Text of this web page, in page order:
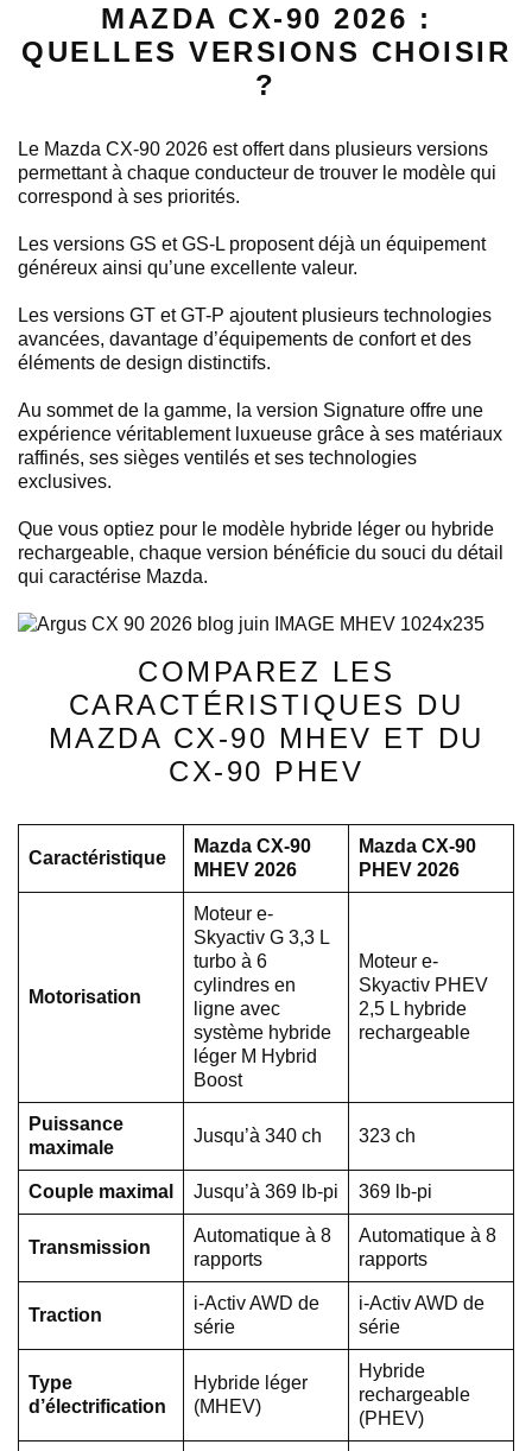
MAZDA CX-90 2026 :
QUELLES VERSIONS CHOISIR
?
Le Mazda CX-90 2026 est offert dans plusieurs versions
permettant à chaque conducteur de trouver le modèle qui
correspond à ses priorités.
Les versions GS et GS-L proposent déjà un équipement
généreux ainsi qu’une excellente valeur.
Les versions GT et GT-P ajoutent plusieurs technologies
avancées, davantage d’équipements de confort et des
éléments de design distinctifs.
Au sommet de la gamme, la version Signature offre une
expérience véritablement luxueuse grâce à ses matériaux
raffinés, ses sièges ventilés et ses technologies
exclusives.
Que vous optiez pour le modèle hybride léger ou hybride
rechargeable, chaque version bénéficie du souci du détail
qui caractérise Mazda.
COMPAREZ LES
CARACTÉRISTIQUES DU
MAZDA CX-90 MHEV ET DU
CX-90 PHEV
Caractéristique
Mazda CX-90
MHEV 2026
Mazda CX-90
PHEV 2026
Motorisation
Moteur e-
Skyactiv G 3,3 L
turbo à 6
cylindres en
ligne avec
système hybride
léger M Hybrid
Boost
Moteur e-
Skyactiv PHEV
2,5 L hybride
rechargeable
Puissance
maximale
Jusqu’à 340 ch 323 ch
Couple maximal Jusqu’à 369 lb-pi 369 lb-pi
Transmission
Automatique à 8
rapports
Automatique à 8
rapports
Traction
i-Activ AWD de
série
i-Activ AWD de
série
Type
d’électrification
Hybride léger
(MHEV)
Hybride
rechargeable
(PHEV)